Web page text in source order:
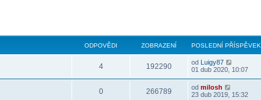
ODPOVĚDI ZOBRAZENÍ POSLEDNÍ PŘÍSPĚVEK
4 192290 od Luigy87
01 dub 2020, 10:07
0 266789 od milosh
23 dub 2019, 15:32